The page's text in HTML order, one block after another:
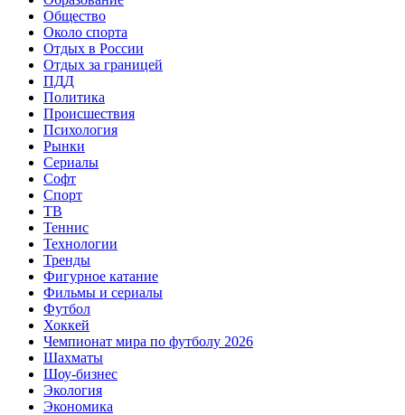
Общество
Около спорта
Отдых в России
Отдых за границей
ПДД
Политика
Происшествия
Психология
Рынки
Сериалы
Софт
Спорт
ТВ
Теннис
Технологии
Тренды
Фигурное катание
Фильмы и сериалы
Футбол
Хоккей
Чемпионат мира по футболу 2026
Шахматы
Шоу-бизнес
Экология
Экономика